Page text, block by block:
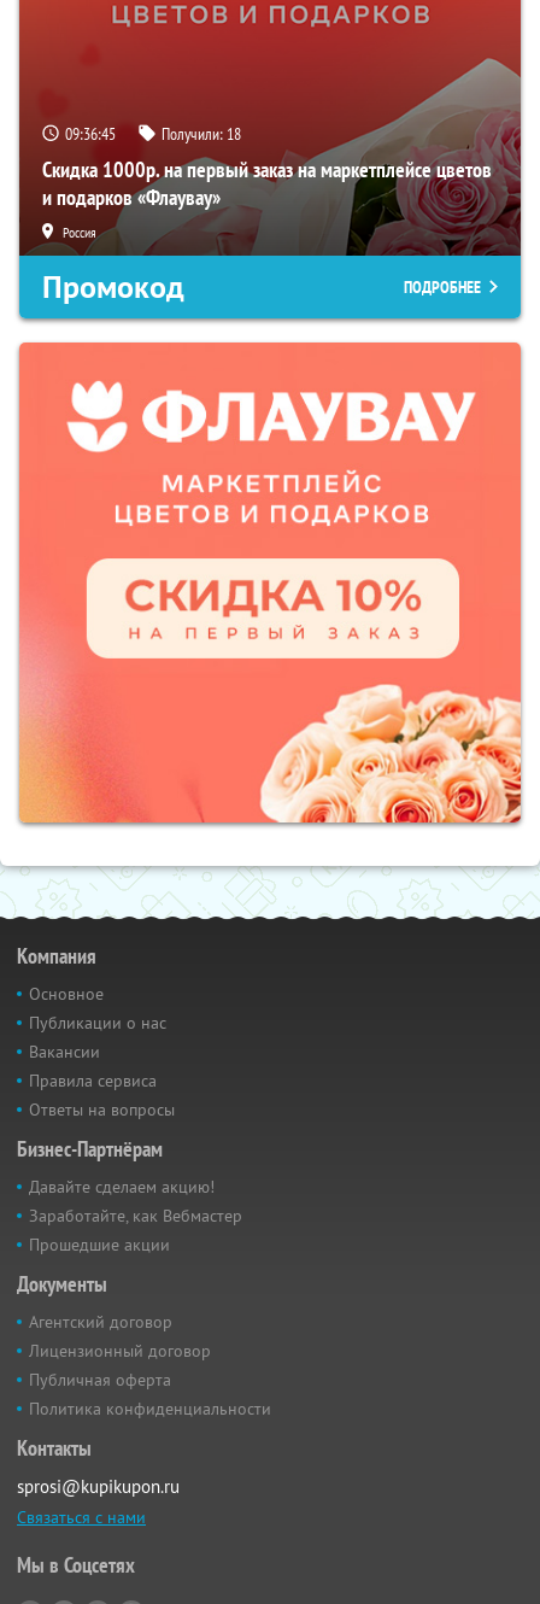
09:36:44 Получили: 18
Скидка 1000р. на первый заказ на маркетплейсе цветов
и подарков «Флаувау»
Россия
Промокод ПОДРОБНЕЕ
Компания
Основное
Публикации о нас
Вакансии
Правила сервиса
Ответы на вопросы
Бизнес-Партнёрам
Давайте сделаем акцию!
Заработайте, как Вебмастер
Прошедшие акции
Документы
Агентский договор
Лицензионный договор
Публичная оферта
Политика конфиденциальности
Контакты
sprosi@kupikupon.ru
Связаться с нами
Мы в Соцсетях